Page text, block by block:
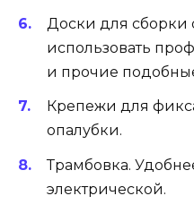
Доски для сборки
использовать
и прочие
Крепежи для
опалубки.
Трамбовка.
электрической.